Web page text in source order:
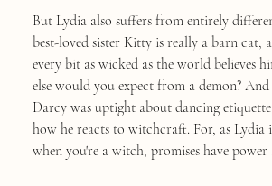
But Lydia also suffers from entirely
best-loved sister Kitty is really a barn cat,
every bit as wicked as the world believes
else would you expect from a demon?
Darcy was uptight about dancing
how he reacts to witchcraft. For, as Lydia
when you're a witch, promises have power .